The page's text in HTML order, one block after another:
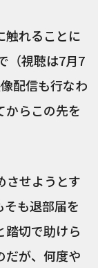
触れることに
（視聴は7月7
配信も行なわ
からこの先を
させようとす
も退部届を
踏切で助けら
だが、何度や